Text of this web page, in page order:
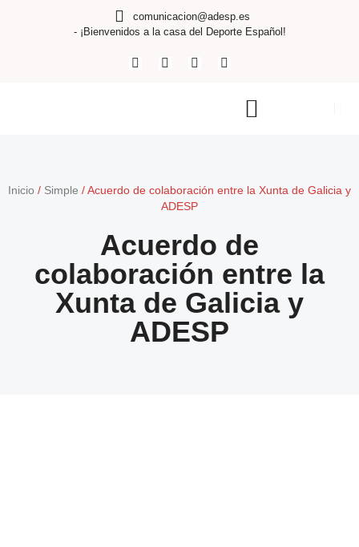
comunicacion@adesp.es
- ¡Bienvenidos a la casa del Deporte Español!
Inicio / Simple / Acuerdo de colaboración entre la Xunta de Galicia y
ADESP
Acuerdo de
colaboración entre la
Xunta de Galicia y
ADESP